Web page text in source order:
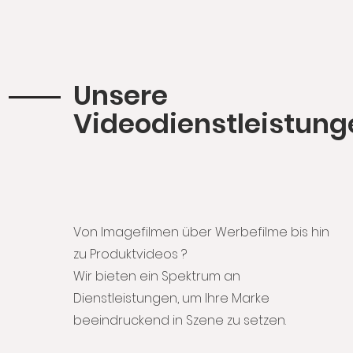
Unsere
Von Imagefilmen über Werbefilme bis hin
zu Produktvideos ?
Wir bieten ein Spektrum an
Dienstleistungen, um Ihre Marke
beeindruckend in Szene zu setzen.